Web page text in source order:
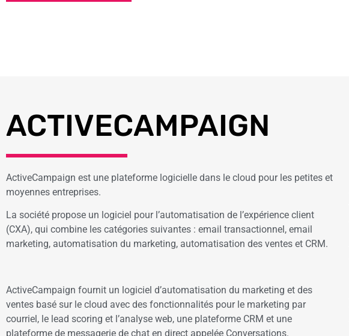
ACTIVECAMPAIGN
ActiveCampaign est une plateforme logicielle dans le cloud pour les petites et
moyennes entreprises.
La société propose un logiciel pour l’automatisation de l’expérience client
(CXA), qui combine les catégories suivantes : email transactionnel, email
marketing, automatisation du marketing, automatisation des ventes et CRM.
ActiveCampaign fournit un logiciel d’automatisation du marketing et des
ventes basé sur le cloud avec des fonctionnalités pour le marketing par
courriel, le lead scoring et l’analyse web, une plateforme CRM et une
plateforme de messagerie de chat en direct appelée Conversations.